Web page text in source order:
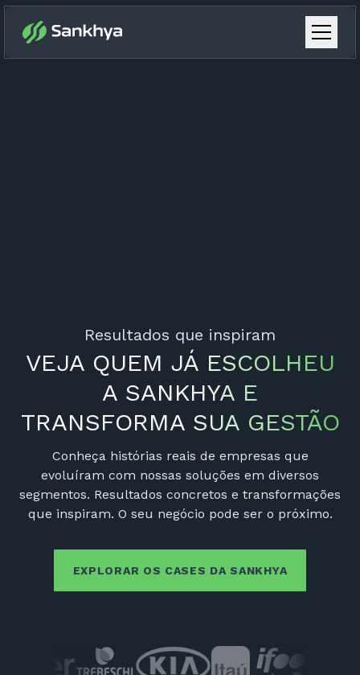
Resultados que inspiram
VEJA QUEM JÁ ESCOLHEU
A SANKHYA E
TRANSFORMA SUA GESTÃO
Conheça histórias reais de empresas que
evoluíram com nossas soluções em diversos
segmentos. Resultados concretos e transformações
que inspiram. O seu negócio pode ser o próximo.
EXPLORAR OS CASES DA SANKHYA